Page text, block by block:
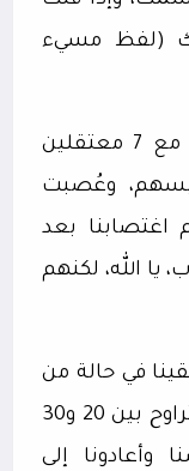
(لفظ مسيء
وأشار محمد إلى أنه كان محتجزا مع 7 معتقلين
وعُصبت
اغتصابنا بعد
يا الله، لكنهم
في حالة من
الاعتداء الجنسي والضرب لمدة تتراوح بين 20 و30
وأعادونا إلى